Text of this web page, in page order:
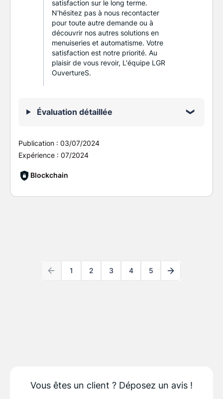
satisfaction sur le long terme.
N'hésitez pas à nous recontacter
pour toute autre demande ou à
découvrir nos autres solutions en
menuiseries et automatisme. Votre
satisfaction est notre priorité. Au
plaisir de vous revoir, L'équipe LGR
OuvertureS.
Évaluation détaillée
Publication : 03/07/2024
Expérience : 07/2024
Blockchain
1 2 3 4 5
Vous êtes un client ? Déposez un avis !